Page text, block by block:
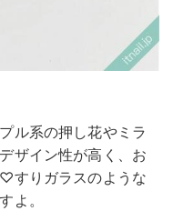
ル系の押し花やミラ
ザイン性が高く、お
すりガラスのような
よ。